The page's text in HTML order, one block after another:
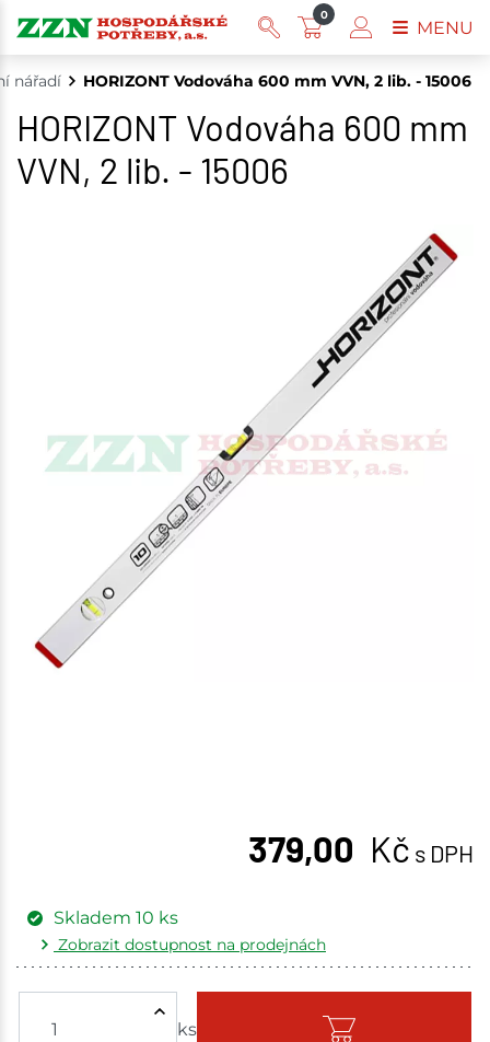
nářadí HORIZONT Vodováha 600 mm VVN, 2 lib. - 15006
HORIZONT Vodováha 600 mm
VVN, 2 lib. - 15006
379,00 Kč s DPH
ks
Skladem 10 ks
Zobrazit dostupnost na prodejnách
Skladem - ihned k odeslání
0
MENU